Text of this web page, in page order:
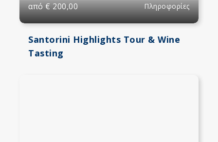
από € 200,00 Πληροφορίες
Santorini Highlights Tour & Wine
Tasting